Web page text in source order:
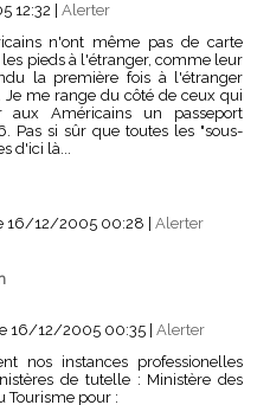
12:32
Alerter
n'ont même pas de carte
pieds à l'étranger, comme leur
la première fois à l'étranger
me range du côté de ceux qui
aux Américains un passeport
Pas si sûr que toutes les "sous-
d'ici là...
16/12/2005 00:28
Alerter
16/12/2005 00:35
Alerter
nos instances professionelles
de tutelle : Ministère des
Tourisme pour :